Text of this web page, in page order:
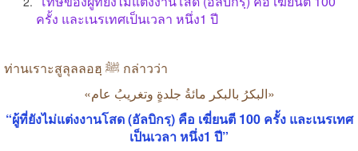
ครั้ง และเนรเทศเป็นเวลา หนึ่ง1 ปี
ท่านเราะสูลุลลอฮฺ ﷺ กล่าวว่า
«
البكرُ بالبكر مائةُ جلدةٍ وتغريبُ عام
»
“ผู้ที่ยังไม่แต่งงานโสด(อัลบิกรฺ) คือ เฆี่ยนตี100 ครั้ง และเนรเทศ
เป็นเวลา หนึ่ง1 ปี”